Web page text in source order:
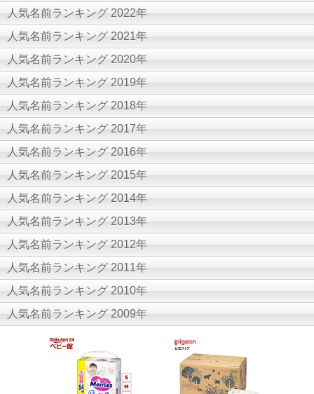
人気名前ランキング 2022年
人気名前ランキング 2021年
人気名前ランキング 2020年
人気名前ランキング 2019年
人気名前ランキング 2018年
人気名前ランキング 2017年
人気名前ランキング 2016年
人気名前ランキング 2015年
人気名前ランキング 2014年
人気名前ランキング 2013年
人気名前ランキング 2012年
人気名前ランキング 2011年
人気名前ランキング 2010年
人気名前ランキング 2009年